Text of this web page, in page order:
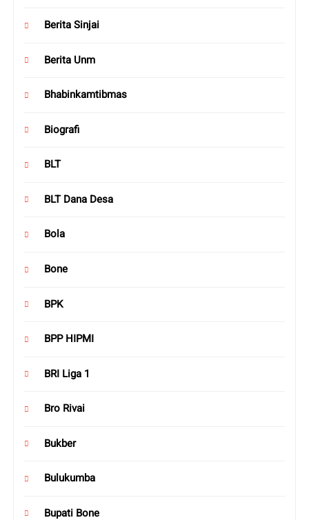
Berita Sinjai
Berita Unm
Bhabinkamtibmas
Biografi
BLT
BLT Dana Desa
Bola
Bone
BPK
BPP HIPMI
BRI Liga 1
Bro Rivai
Bukber
Bulukumba
Bupati Bone